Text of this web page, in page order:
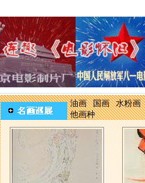
油画 国画
水粉画
他画种